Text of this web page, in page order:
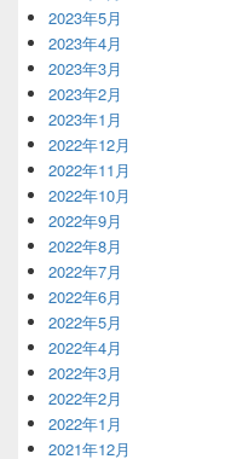
2023年5月
2023年4月
2023年3月
2023年2月
2023年1月
2022年12月
2022年11月
2022年10月
2022年9月
2022年8月
2022年7月
2022年6月
2022年5月
2022年4月
2022年3月
2022年2月
2022年1月
2021年12月